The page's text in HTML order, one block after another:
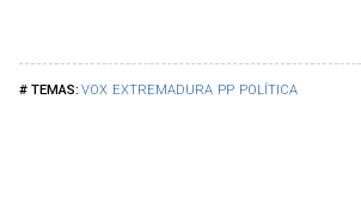
VOX EXTREMADURA PP POLÍTICA